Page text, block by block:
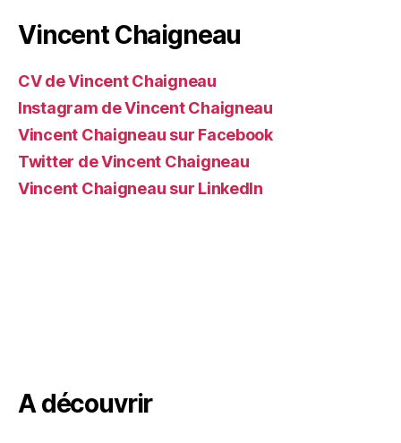
Vincent Chaigneau
CV de Vincent Chaigneau
Instagram de Vincent Chaigneau
Vincent Chaigneau sur Facebook
Twitter de Vincent Chaigneau
Vincent Chaigneau sur LinkedIn
A découvrir